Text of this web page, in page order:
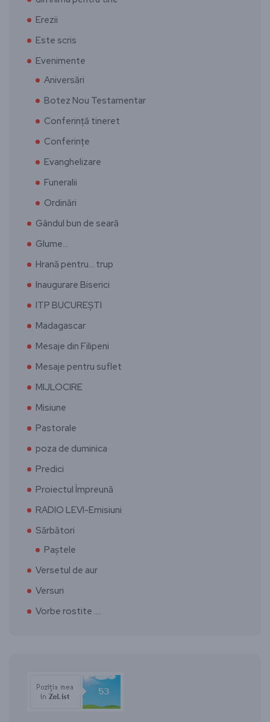
Erezii
Este scris
Evenimente
Aniversări
Botez Nou Testamentar
Conferință tineret
Conferințe
Evanghelizare
Funeralii
Ordinări
Gândul bun de seară
Glume…
Hrană pentru… trup
Inaugurare Biserici
ITP BUCUREȘTI
Madagascar
Mesaje din Filipeni
Mesaje pentru suflet
MIJLOCIRE
Misiune
Pastorale
poza de duminica
Predici
Proiectul Împreună
RADIO LEVI-Emisiuni
Sărbători
Paștele
Versetul de aur
Versuri
Vorbe rostite ….